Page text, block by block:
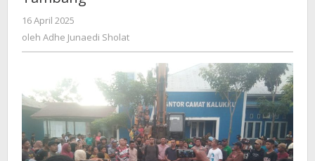
Makin
Kuat
Tolak
Aktivitas
Tambang
16 April 2025
Adhe
oleh Adhe Junaedi Sholat